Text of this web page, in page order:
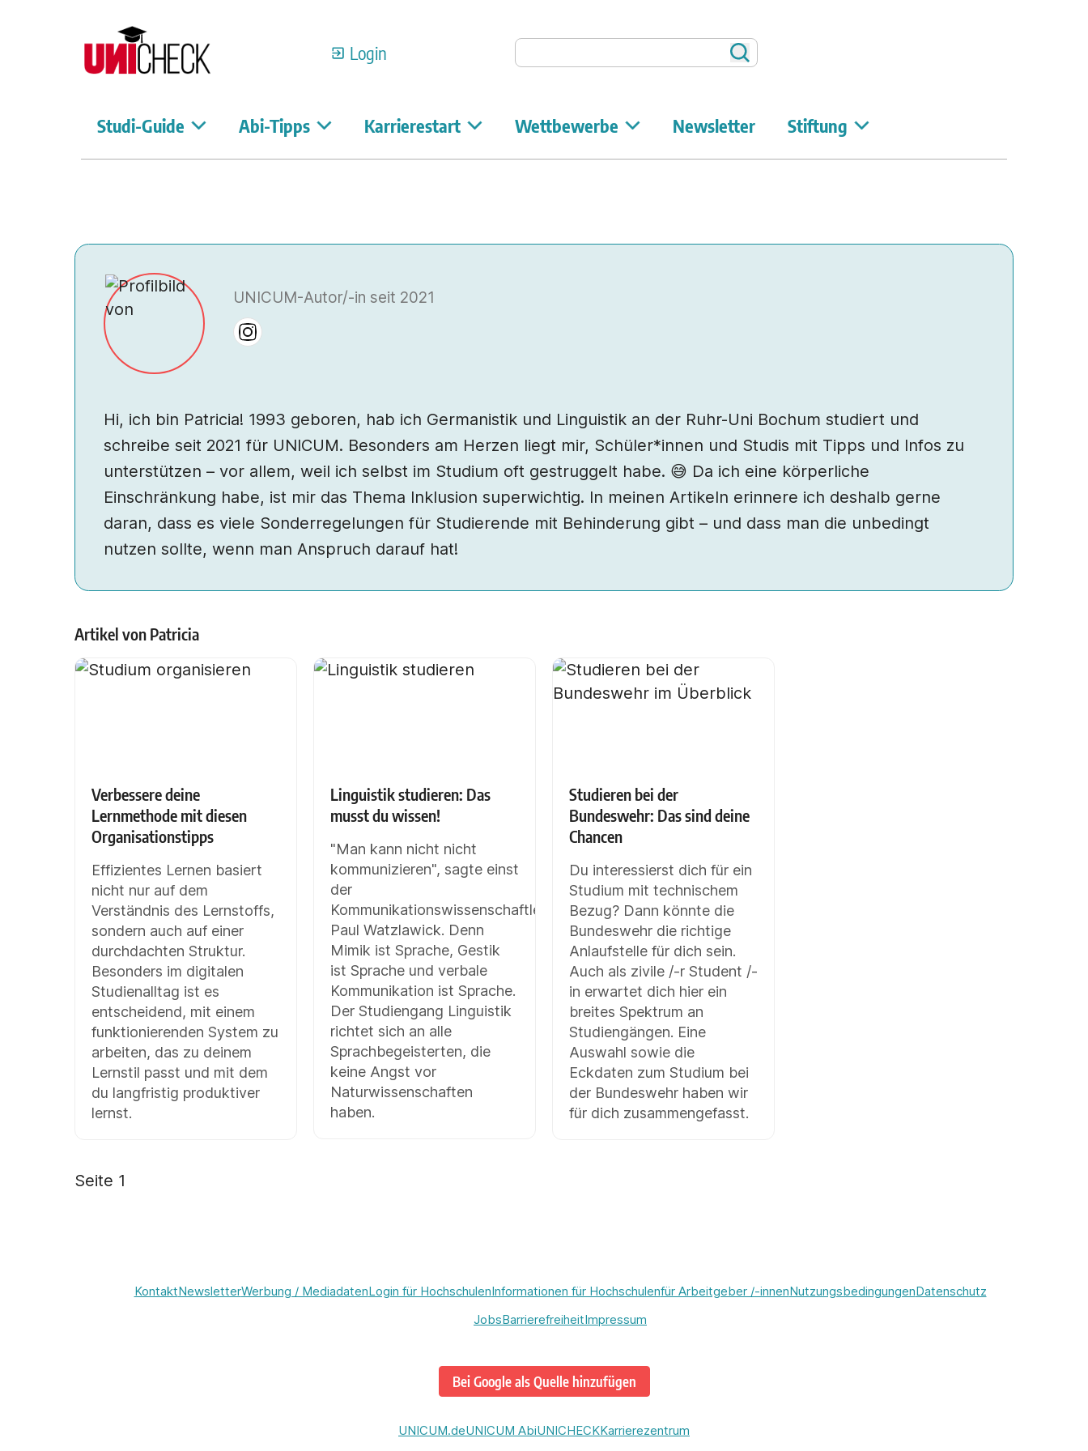
Login Auf Unicum suchen Suchen
Studi-Guide Abi-Tipps Karrierestart Wettbewerbe Newsletter Stiftung
UNICUM-Autor/-in seit 2021
Hi, ich bin Patricia! 1993 geboren, hab ich Germanistik und Linguistik an der Ruhr-Uni Bochum studiert und
schreibe seit 2021 für UNICUM. Besonders am Herzen liegt mir, Schüler*innen und Studis mit Tipps und Infos zu
unterstützen – vor allem, weil ich selbst im Studium oft gestruggelt habe. 😅 Da ich eine körperliche
Einschränkung habe, ist mir das Thema Inklusion superwichtig. In meinen Artikeln erinnere ich deshalb gerne
daran, dass es viele Sonderregelungen für Studierende mit Behinderung gibt – und dass man die unbedingt
nutzen sollte, wenn man Anspruch darauf hat!
Artikel von Patricia
Verbessere deine
Lernmethode mit diesen
Organisationstipps
Effizientes Lernen basiert
nicht nur auf dem
Verständnis des Lernstoffs,
sondern auch auf einer
durchdachten Struktur.
Besonders im digitalen
Studienalltag ist es
entscheidend, mit einem
funktionierenden System zu
arbeiten, das zu deinem
Lernstil passt und mit dem
du langfristig produktiver
lernst.
Linguistik studieren: Das
musst du wissen!
"Man kann nicht nicht
kommunizieren", sagte einst
der
Kommunikationswissenschaftler
Paul Watzlawick. Denn
Mimik ist Sprache, Gestik
ist Sprache und verbale
Kommunikation ist Sprache.
Der Studiengang Linguistik
richtet sich an alle
Sprachbegeisterten, die
keine Angst vor
Naturwissenschaften
haben.
Studieren bei der
Bundeswehr: Das sind deine
Chancen
Du interessierst dich für ein
Studium mit technischem
Bezug? Dann könnte die
Bundeswehr die richtige
Anlaufstelle für dich sein.
Auch als zivile /-r Student /-
in erwartet dich hier ein
breites Spektrum an
Studiengängen. Eine
Auswahl sowie die
Eckdaten zum Studium bei
der Bundeswehr haben wir
für dich zusammengefasst.
Seite 1
KontaktNewsletterWerbung / MediadatenLogin für HochschulenInformationen für Hochschulenfür Arbeitgeber /-innenNutzungsbedingungenDatenschutz
JobsBarrierefreiheitImpressum
Bei Google als Quelle hinzufügen
UNICUM.deUNICUM AbiUNICHECKKarrierezentrum